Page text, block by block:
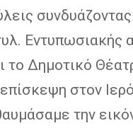
Εντυπωσιακής
το Δημοτικό
στον
την